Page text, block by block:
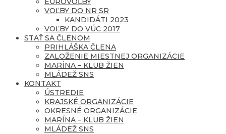
VOĽBY DO NR SR
KANDIDÁTI 2023
VOĽBY DO VÚC 2017
STAŤ SA ČLENOM
PRIHLÁŠKA ČLENA
ZALOŽENIE MIESTNEJ ORGANIZÁCIE
MARÍNA – KLUB ŽIEN
MLÁDEŽ SNS
KONTAKT
ÚSTREDIE
KRAJSKÉ ORGANIZÁCIE
OKRESNÉ ORGANIZÁCIE
MARÍNA – KLUB ŽIEN
MLÁDEŽ SNS